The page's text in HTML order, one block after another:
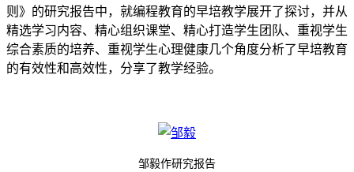
则》的研究报告中，就编程教育的早培教学展开了探讨，并从
精选学习内容、精心组织课堂、精心打造学生团队、重视学生
综合素质的培养、重视学生心理健康几个角度分析了早培教育
的有效性和高效性，分享了教学经验。
邹毅作研究报告